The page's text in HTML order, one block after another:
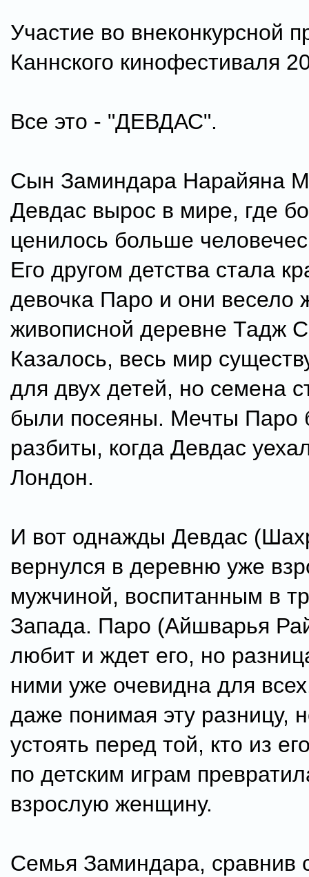
Участие во внеконкурсной
Каннского кинофестиваля
Все это - "ДЕВДАС".
Сын Заминдара Нарайяна
Девдас вырос в мире, где
ценилось больше
Его другом детства стала
девочка Паро и они весело
живописной деревне Тадж
Казалось, весь мир
для двух детей, но семена
были посеяны. Мечты Паро
разбиты, когда Девдас
Лондон.
И вот однажды Девдас
вернулся в деревню уже
мужчиной, воспитанным в
Запада. Паро (Айшварья
любит и ждет его, но
ними уже очевидна для
даже понимая эту разницу,
устоять перед той, кто из
по детским играм
взрослую женщину.
Семья Заминдара, сравнив